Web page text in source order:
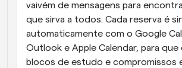
vaivém de mensagens para
que sirva a todos. Cada reserva é
automaticamente com o Google
Outlook e Apple Calendar, para que
blocos de estudo e compromissos